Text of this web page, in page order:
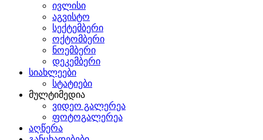
ივლისი
აგვისტო
სექტემბერი
ოქტომბერი
ნოემბერი
დეკემბერი
სიახლეები
სტატიები
მულტიმედია
ვიდეო გალერეა
ფოტოგალერეა
აღწერა